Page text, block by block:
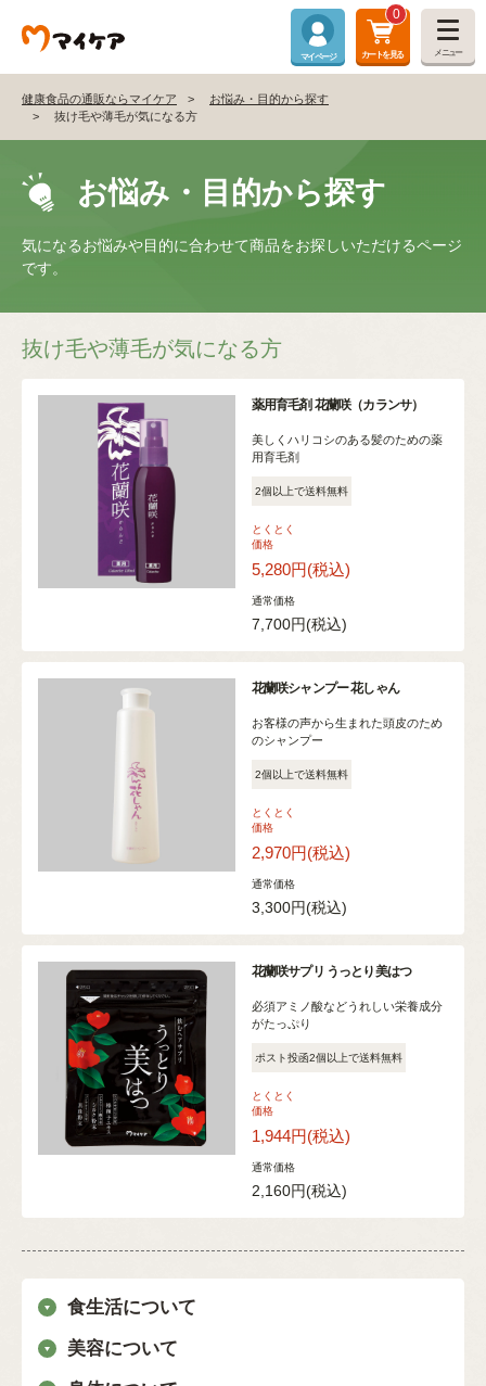
マイページ
0
カートを見る メニュー
健康食品の通販ならマイケア
お悩み・目的から探す
抜け毛や薄毛が気になる方
お悩み・目的から探す
気になるお悩みや目的に合わせて商品をお探しいただけるページ
です。
抜け毛や薄毛が気になる方
薬用育毛剤 花蘭咲（カランサ）
美しくハリコシのある髪のための薬
用育毛剤
2個以上で送料無料
とくとく
価格
5,280円(税込)
通常価格
7,700円(税込)
花蘭咲シャンプー 花しゃん
お客様の声から生まれた頭皮のため
のシャンプー
2個以上で送料無料
とくとく
価格
2,970円(税込)
通常価格
3,300円(税込)
花蘭咲サプリ うっとり美はつ
必須アミノ酸などうれしい栄養成分
がたっぷり
ポスト投函2個以上で送料無料
とくとく
価格
1,944円(税込)
通常価格
2,160円(税込)
食生活について
美容について